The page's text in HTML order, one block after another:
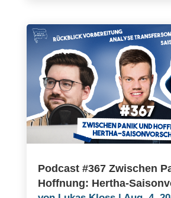
Podcast #367 Zwischen
Hoffnung: Hertha-